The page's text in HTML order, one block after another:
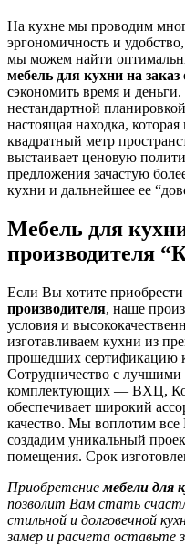
На кухне мы проводим
эргономичность и
мы можем найти
мебель для кухни на заказ
сэкономить время и
нестандартной
настоящая находка,
квадратный метр
выстаивает ценовую
предложения зачастую
кухни и дальнейшее ее
Мебель для
производителя
Если Вы хотите приобрести
производителя, наше
условия и
изготавливаем кухни из
прошедших сертификацию
Сотрудничество с
комплектующих — ВХЦ,
обеспечивает широкий
качество. Мы воплотим
создадим уникальный
помещения. Срок
Приобретениемебели для
позволит Вам стать
стильной и долговечной
замер и расчета оставьте